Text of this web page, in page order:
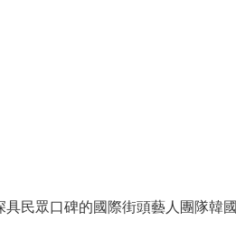
具民眾口碑的國際街頭藝人團隊韓國